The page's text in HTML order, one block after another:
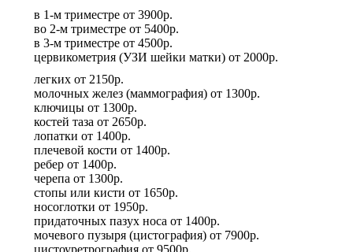
в 1-м триместре от 3900р.
во 2-м триместре от 5400р.
в 3-м триместре от 4500р.
цервикометрия (УЗИ шейки матки) от 2000р.
легких от 2150р.
молочных желез (маммография) от 1300р.
ключицы от 1300р.
костей таза от 2650р.
лопатки от 1400р.
плечевой кости от 1400р.
ребер от 1400р.
черепа от 1300р.
стопы или кисти от 1650р.
носоглотки от 1950р.
придаточных пазух носа от 1400р.
мочевого пузыря (цистография) от 7900р.
цистоуретрография от 9500р.